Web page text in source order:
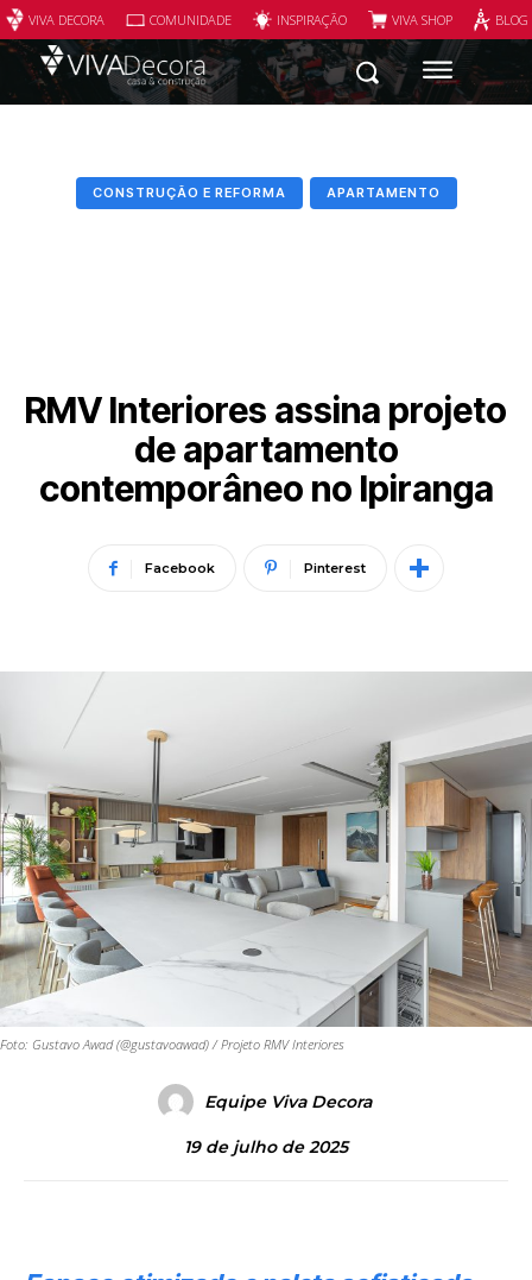
VIVA DECORA COMUNIDADE INSPIRAÇÃO VIVA SHOP
CONSTRUÇÃO E REFORMA APARTAMENTO
RMV Interiores assina projeto
de apartamento
contemporâneo no Ipiranga
Facebook Pinterest
Foto: Gustavo Awad (@gustavoawad) / Projeto RMV Interiores
Equipe Viva Decora
19 de julho de 2025